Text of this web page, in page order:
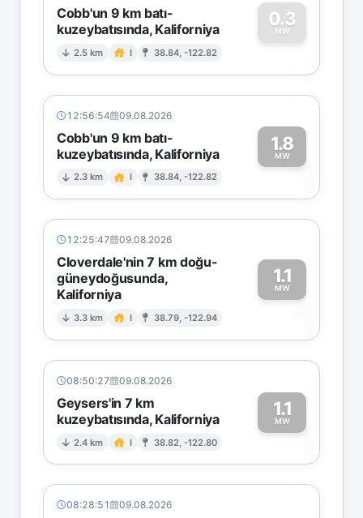
Cobb'un 9 km batı-
kuzeybatısında, Kaliforniya
2.5 km I 38.84, -122.82
0.3
MW
0
12:56:54 09.08.2026
Cobb'un 9 km batı-
kuzeybatısında, Kaliforniya
2.3 km I 38.84, -122.82
1.8
MW1
12:25:47 09.08.2026
Cloverdale'nin 7 km doğu-
güneydoğusunda,
Kaliforniya
3.3 km I 38.79, -122.94
1.1
MW
1
08:50:27 09.08.2026
Geysers'in 7 km
kuzeybatısında, Kaliforniya
2.4 km I 38.82, -122.80
1.1
MW1
08:28:51 09.08.2026